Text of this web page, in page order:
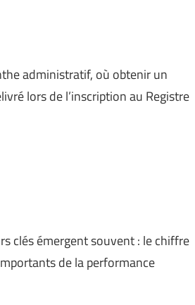
administratif, où obtenir un
lors de l’inscription au Registre
clés émergent souvent : le chiffre
de la performance